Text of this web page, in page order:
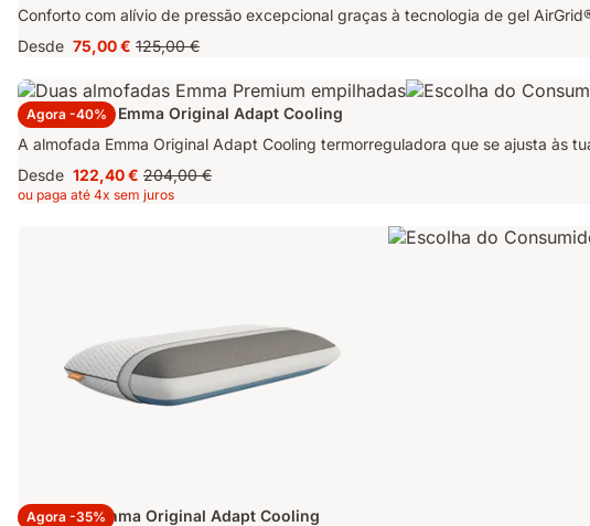
Conforto com alívio de pressão excepcional graças à tecnologia de gel
Desde Preço
75,00 € Preço
125,00 €
125,00 €
Agora -40%
2 Almofadas Emma Original Adapt Cooling
A almofada Emma Original Adapt Cooling termorreguladora que se ajusta às
Desde
Preço
122,40 €
122,40 € Preço
original
204,00 €
ou paga até 4x sem juros
Agora -35%
Almofada Emma Original Adapt Cooling